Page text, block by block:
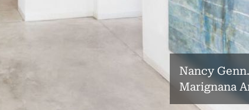
Nancy
Marignana